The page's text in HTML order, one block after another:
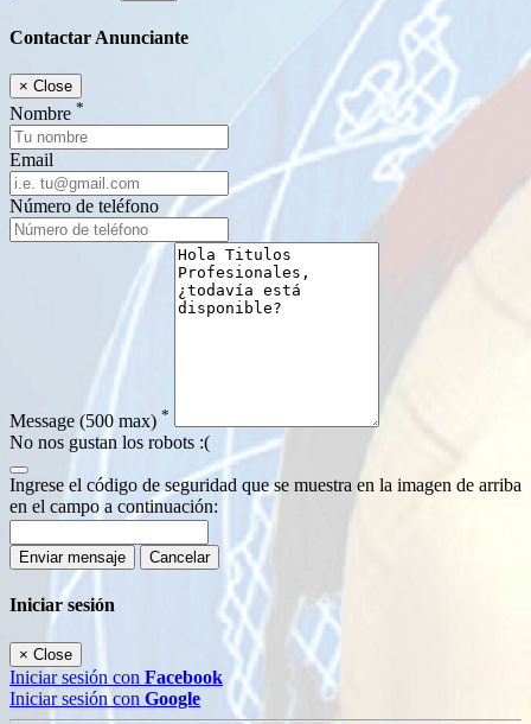
Contactar Anunciante
× Close
Nombre *
Email
Número de teléfono
Message (500 max) *
No nos gustan los robots :(
Ingrese el código de seguridad que se muestra en la imagen de arriba
en el campo a continuación:
Enviar mensaje Cancelar
Iniciar sesión
× Close
Iniciar sesión con Facebook
Iniciar sesión con Google